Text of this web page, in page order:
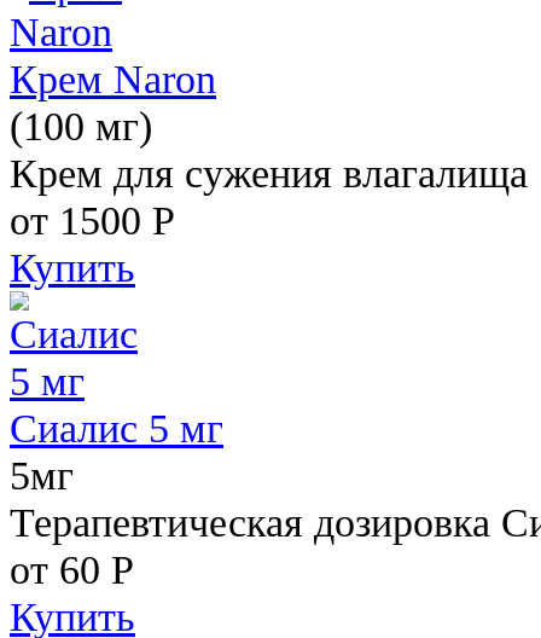
Крем Naron
(100 мг)
Крем для сужения влагалища
от 1500 Р
Купить
Сиалис 5 мг
5мг
Терапевтическая дозировка
от 60 Р
Купить